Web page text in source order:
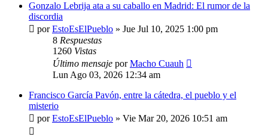
Gonzalo Lebrija ata a su caballo en Madrid: El rumor de la
discordia
porEstoEsElPueblo » Jue Jul 10, 2025 1:00 pm
8 Respuestas
1260 Vistas
Último mensaje porMacho Cuauh
Lun Ago 03, 2026 12:34 am
Francisco García Pavón, entre la cátedra, el pueblo y el
misterio
porEstoEsElPueblo » Vie Mar 20, 2026 10:51 am